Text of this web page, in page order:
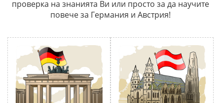
проверка на знанията Ви или просто за да научите
повече за Германия и Австрия!